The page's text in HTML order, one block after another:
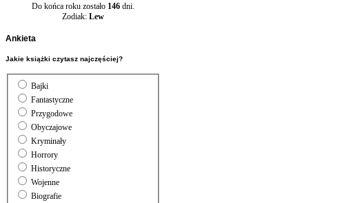
Do końca roku zostało 146 dni.
Zodiak: Lew
Ankieta
Jakie książki czytasz najczęściej?
Bajki
Fantastyczne
Przygodowe
Obyczajowe
Kryminały
Horrory
Historyczne
Wojenne
Biografie